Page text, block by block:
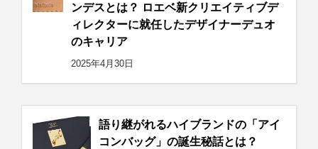
ンデスとは？ ロエベ新クリエイティブデ
ィレクターに就任したデザイナーデュオ
のキャリア
2025年4月30日
語り継がれるハイブランドの「アイ
コンバッグ」の誕生秘話とは？